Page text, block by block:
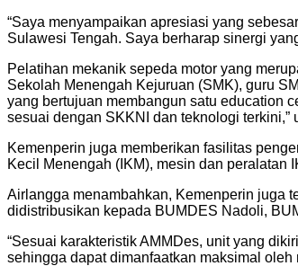
“Saya menyampaikan apresiasi yang
Sulawesi Tengah. Saya berharap sinergi
Pelatihan mekanik sepeda motor yang
Sekolah Menengah Kejuruan (SMK), guru
yang bertujuan membangun satu education
sesuai dengan SKKNI dan teknologi terkini,”
Kemenperin juga memberikan fasilitas
Kecil Menengah (IKM), mesin dan peralatan
Airlangga menambahkan, Kemenperin juga
didistribusikan kepada BUMDES Nadoli,
“Sesuai karakteristik AMMDes, unit yang
sehingga dapat dimanfaatkan maksimal oleh